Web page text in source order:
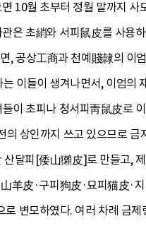
10월 초부터 정월 말까지 사
은 초綃와 서피鼠皮를 사용
, 공상工商과 천예賤隷의 이
이들이 생겨나면서, 이엄의
이 초피나 청서피靑鼠皮로
상인까지 쓰고 있으므로 금
달피[倭山獺皮]로 만들고,
羊皮·구피狗皮·묘피猫皮·
변모하였다. 여러 차례 금